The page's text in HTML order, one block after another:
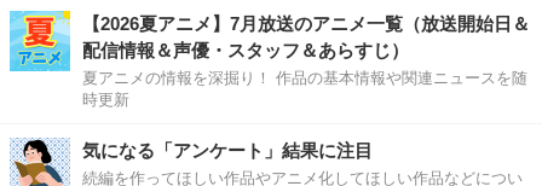
【2026夏アニメ】7月放送のアニメ一覧（放送開始日＆
配信情報＆声優・スタッフ＆あらすじ）
夏アニメの情報を深掘り！ 作品の基本情報や関連ニュースを随
時更新
気になる「アンケート」結果に注目
続編を作ってほしい作品やアニメ化してほしい作品などについ